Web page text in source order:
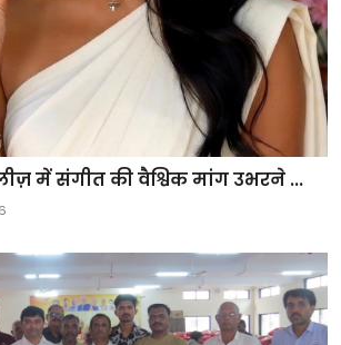
में संगीत की वैश्विक मांग उभरने ...